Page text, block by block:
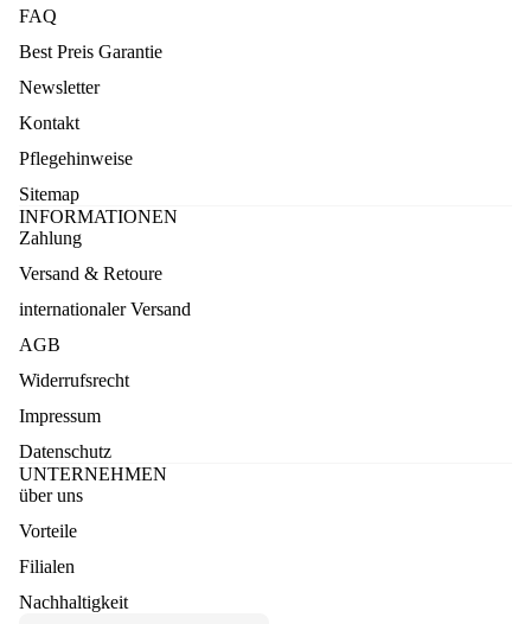
FAQ
Best Preis Garantie
Newsletter
Kontakt
Pflegehinweise
Sitemap
INFORMATIONEN
Zahlung
Versand & Retoure
internationaler Versand
AGB
Widerrufsrecht
Impressum
Datenschutz
UNTERNEHMEN
über uns
Vorteile
Filialen
Nachhaltigkeit